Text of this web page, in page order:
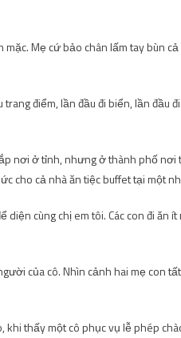
Mẹ cứ bảo chân lấm tay bùn
điểm, lần đầu đi biển, lần đầu
nơi ở tỉnh, nhưng ở thành phố nơi
cho cả nhà ăn tiệc buffet tại một
cùng chị em tôi. Các con đi ăn
của cô. Nhìn cảnh hai mẹ con
khi thấy một cô phục vụ lễ phép